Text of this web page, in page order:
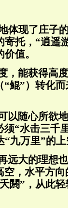
体现了庄子
托，“逍遥
值。
，能获得高
鲲”）转化而
以随心所欲
“水击三千
“九万里”的
远大的理想
，水平方向
”，从此轻